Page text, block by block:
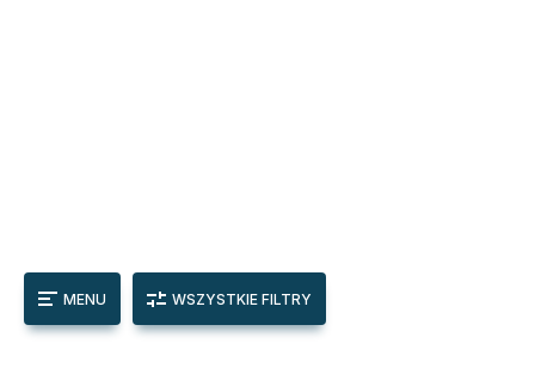
MENU WSZYSTKIE FILTRY